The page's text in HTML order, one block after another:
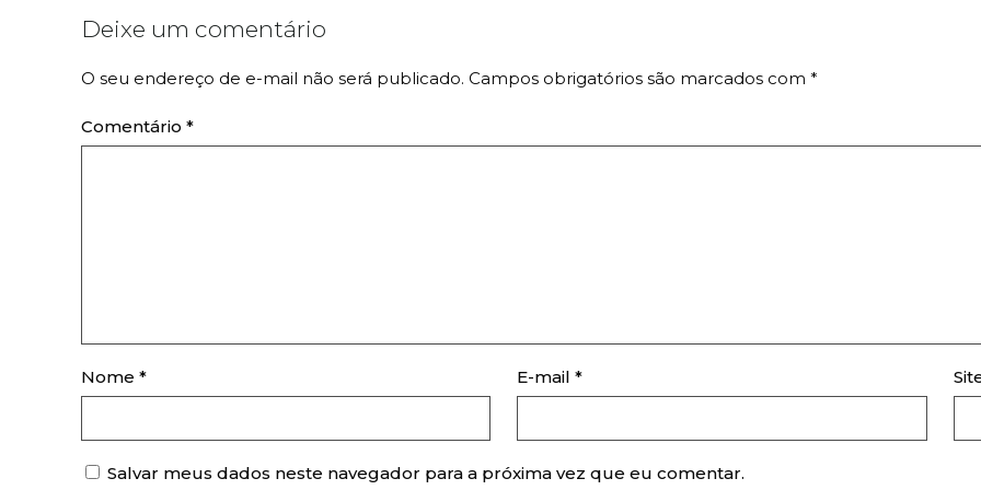
Deixe um comentário
O seu endereço de e-mail não será publicado. Campos obrigatórios são marcados com *
Comentário *
Nome * E-mail*
Salvar meus dados neste navegador para a próxima vez que eu comentar.